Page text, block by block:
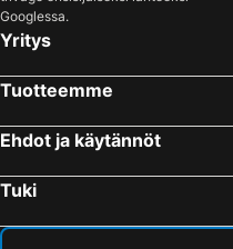
Saffron On The Sea Resort
Baan Saikao Plaza Hotel & Service Apartment
Lonely beach complex titanic hotel in beach shopping street markets ในศูนการค้าติดทะเล
Eastique Hotel Koh Chang
OYO 693 Tree House Cottage
Secret Garden Family House
Googlessa.
Yritys
Tuotteemme
Ehdot ja käytännöt
Tuki